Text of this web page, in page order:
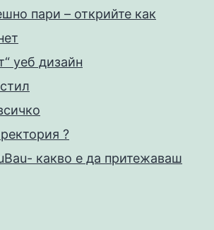
пари – открийте как
уеб дизайн
?
какво е да притежаваш